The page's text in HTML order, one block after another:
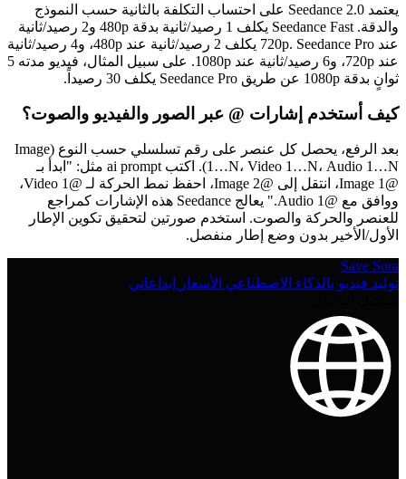
يعتمد Seedance 2.0 على احتساب التكلفة بالثانية حسب النموذج
والدقة. Seedance Fast يكلف 1 رصيد/ثانية بدقة 480p و2 رصيد/ثانية
عند 720p. Seedance Pro يكلف 2 رصيد/ثانية عند 480p، و4 رصيد/ثانية
عند 720p، و6 رصيد/ثانية عند 1080p. على سبيل المثال، فيديو مدته 5
ثوانٍ بدقة 1080p عن طريق Seedance Pro يكلف 30 رصيداً.
كيف أستخدم إشارات @ عبر الصور والفيديو والصوت؟
بعد الرفع، يحصل كل عنصر على رقم تسلسلي حسب النوع (Image
1…N، Video 1…N، Audio 1…N). اكتب ai prompt مثل: "ابدأ بـ
@Image 1، انتقل إلى @Image 2، احفظ نمط الحركة لـ @Video 1،
ووافق مع @Audio 1." يعالج Seedance هذه الإشارات كمراجع
للعنصر والحركة والصوت. استخدم صورتين لتحقيق تكوين الإطار
الأول/الأخير بدون وضع إطار منفصل.
Save Sora
توليد فيديو بالذكاء الاصطناعي الأسعار
إبداعاتي